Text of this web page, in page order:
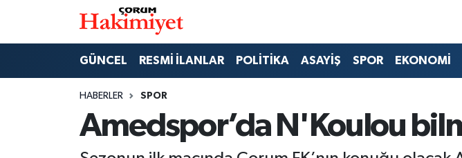
GÜNCEL RESMİ İLANLAR POLİTİKA ASAYİŞ SPOR EKONOMİ
HABERLER SPOR
Amedspor’da N'Koulou
Nöbetçi Eczaneler
Çorum Namaz Vakitleri